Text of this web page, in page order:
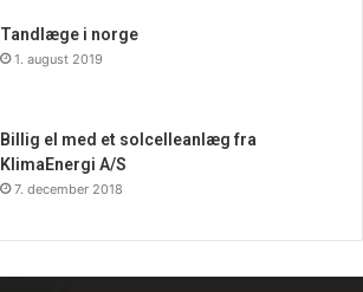
Tandlæge i norge
1. august 2019
Billig el med et solcelleanlæg fra
KlimaEnergi A/S
7. december 2018